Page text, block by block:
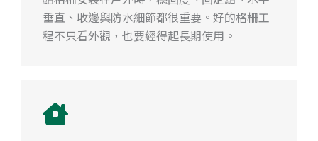
垂直、收邊與防水細節都很重要。好的格柵工
程不只看外觀，也要經得起長期使用。